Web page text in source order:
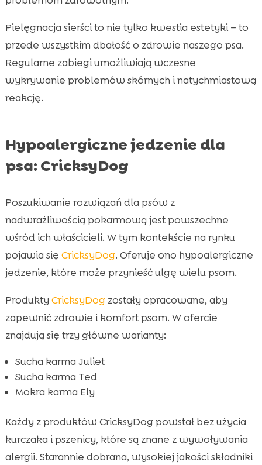
Pielęgnacja sierści to nie tylko kwestia estetyki – to
przede wszystkim dbałość o zdrowie naszego psa.
Regularne zabiegi umożliwiają wczesne
wykrywanie problemów skórnych i natychmiastową
reakcję.
Hypoalergiczne jedzenie dla
psa: CricksyDog
Poszukiwanie rozwiązań dla psów z
nadwrażliwością pokarmową jest powszechne
wśród ich właścicieli. W tym kontekście na rynku
pojawia się CricksyDog. Oferuje ono hypoalergiczne
jedzenie, które może przynieść ulgę wielu psom.
Produkty CricksyDogzostały opracowane, aby
zapewnić zdrowie i komfort psom. W ofercie
znajdują się trzy główne warianty:
Sucha karma Juliet
Sucha karma Ted
Mokra karma Ely
Każdy z produktów CricksyDog powstał bez użycia
kurczaka i pszenicy, które są znane z wywoływania
alergii. Starannie dobrana, wysokiej jakości składniki